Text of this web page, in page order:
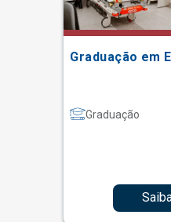
Graduação em
Graduação